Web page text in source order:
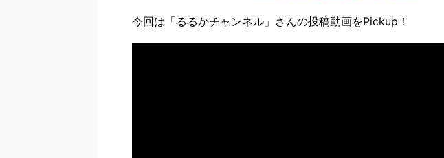
今回は「るるかチャンネル」さんの投稿動画をPickup！